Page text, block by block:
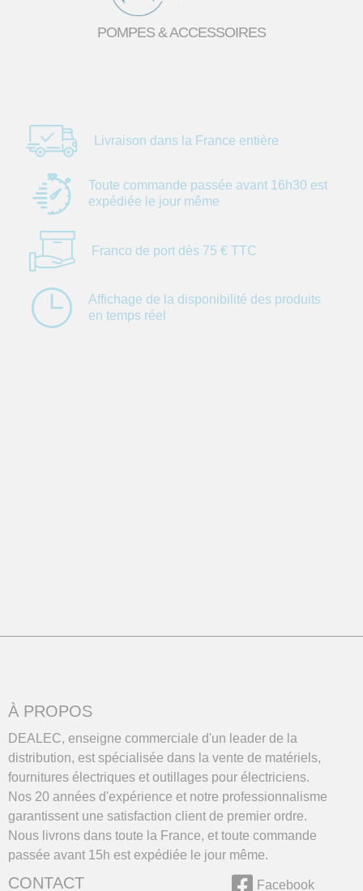
POMPES & ACCESSOIRES
Livraison dans la France entière
Toute commande passée avant 16h30 est
expédiée le jourmême
Franco de port dès75 € TTC
Affichage de la disponibilité des produits
en temps réel
À PROPOS
DEALEC, enseigne commerciale d'un leader de la
distribution, est spécialisée dans la vente de matériels,
fournitures électriques et outillages pour électriciens.
Nos 20 années d'expérience et notre professionnalisme
garantissent une satisfaction client de premier ordre.
Nous livrons dans toute la France, et toute commande
passée avant 15h est expédiée le jour même.
CONTACT Facebook